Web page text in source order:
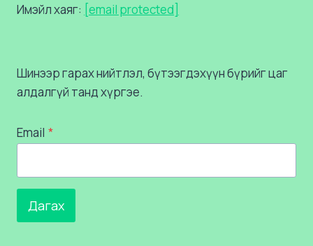
Имэйл хаяг: [email protected]
Шинээр гарах нийтлэл, бүтээгдэхүүн бүрийг цаг
алдалгүй танд хүргэе.
Email *
Дагах